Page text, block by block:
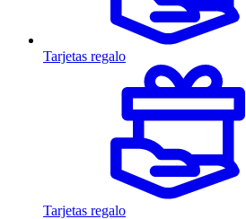
Tarjetas regalo
Tarjetas regalo